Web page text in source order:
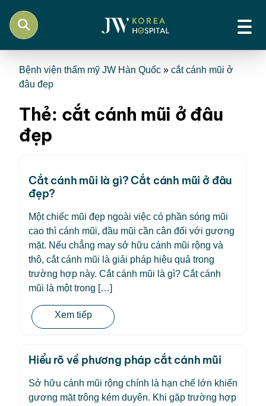
Bệnh viện thẩm mỹ JW Hàn Quốc » cắt cánh mũi ở
đâu đẹp
Thẻ: cắt cánh mũi ở đâu
đẹp
Cắt cánh mũi là gì? Cắt cánh mũi ở đâu
đẹp?
Một chiếc mũi đẹp ngoài việc có phần sóng mũi
cao thì cánh mũi, đầu mũi cần cân đối với gương
mặt. Nếu chẳng may sở hữu cánh mũi rộng và
thô, cắt cánh mũi là giải pháp hiệu quả trong
trường hợp này. Cắt cánh mũi là gì? Cắt cánh
mũi là một trong […]
Xem tiếp
Hiểu rõ về phương pháp cắt cánh mũi
Sở hữu cánh mũi rộng chính là hạn chế lớn khiến
gương mặt trông kém duyên. Khi gặp trường hợp